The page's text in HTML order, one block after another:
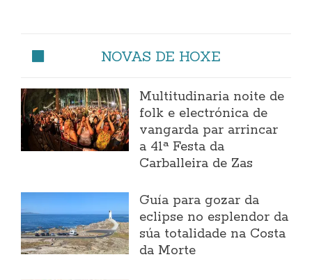
NOVAS DE HOXE
Multitudinaria noite de
folk e electrónica de
vangarda par arrincar
a 41ª Festa da
Carballeira de Zas
Guía para gozar da
eclipse no esplendor da
súa totalidade na Costa
da Morte